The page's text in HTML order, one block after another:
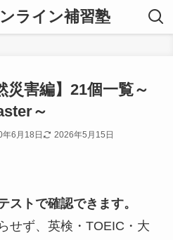
ライン補習塾
災害編】21個一覧～
～
6月18日 2026年5月15日
ストで確認できます。
せず、英検・TOEIC・大